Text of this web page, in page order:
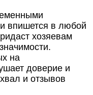
впишется в любой
хозяевам
на
доверие и
и отзывов